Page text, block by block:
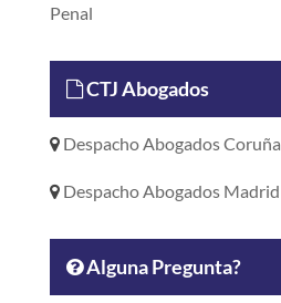
Penal
CTJ Abogados
Despacho Abogados Coruña
Despacho Abogados Madrid
Alguna Pregunta?